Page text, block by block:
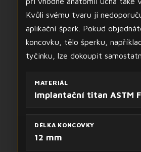
Kvůli svému tvaru ji
aplikační šperk. Pokud
koncovku, tělo šperku,
tyčinku, lze dokoupit
MATERIÁL
Implantační titan ASTM
DÉLKA KONCOVKY
12 mm